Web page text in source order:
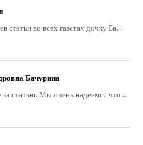
статьи во всех газетах дочку Ба...
Бачурина
статью. Мы очень надеемся что ...